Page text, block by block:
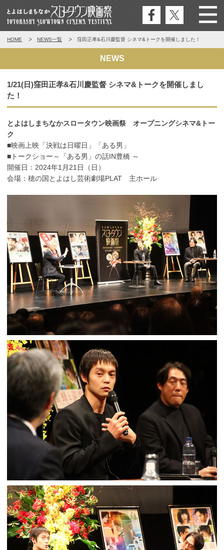
とよはしまちなかスロータウン映
画祭
Menu
公式
フェ
公式
エッ
HOME NEWS一覧 窪田正孝&石川慶監督 シネマ&トークを開催しました！
NEWS
1/21(日)窪田正孝&石川慶監督 シネマ&トークを開催しまし
た！
とよはしまちなかスロータウン映画祭 オープニングシネマ&トー
ク
■映画上映「決戦は日曜日」「ある男」
■トークショー～「ある男」の話IN豊橋 ～
開催日：2024年1月21日（日）
会場：穂の国とよはし芸術劇場PLAT 主ホール